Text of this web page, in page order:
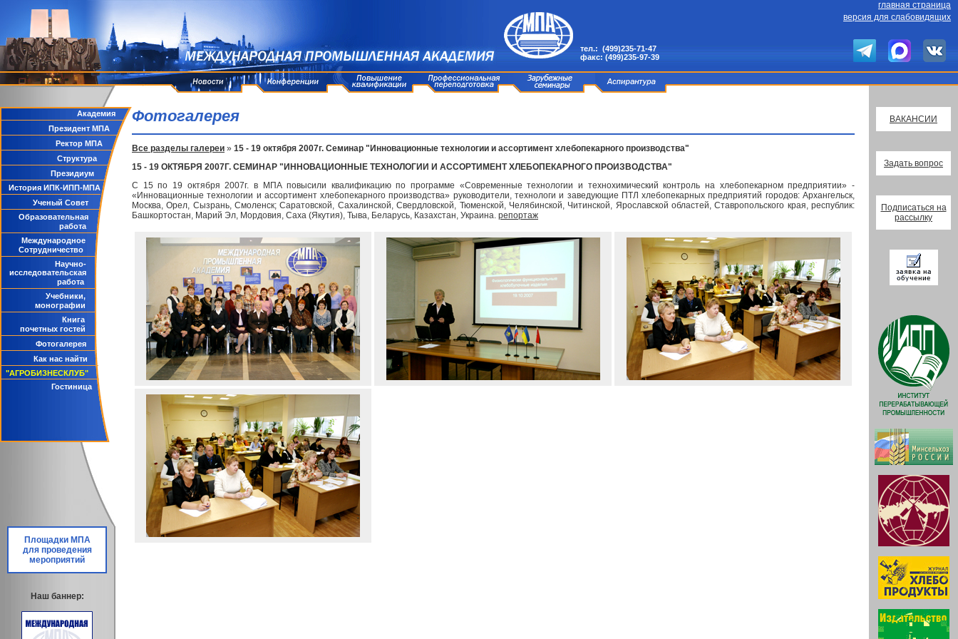
тел.: (499)235-71-47
факс: (499)235-97-39
главная страница
версия для слабовидящих
Академия
Президент МПА
Ректор МПА
Структура
Президиум
История ИПК-ИПП-МПА
Ученый Совет
Образовательная
работа
Международное
Сотрудничество
Научно-
исследовательская
работа
Учебники,
монографии
Книга
почетных гостей
Фотогалерея
Как нас найти
"АГРОБИЗНЕСКЛУБ"
Гостиница
Площадки МПА
для проведения
мероприятий
Наш баннер:
Фотогалерея
Все разделы галереи » 15 - 19 октября 2007г. Cеминар "Инновационные технологии и ассортимент хлебопекарного производства"
15 - 19 ОКТЯБРЯ 2007Г. CЕМИНАР "ИННОВАЦИОННЫЕ ТЕХНОЛОГИИ И АССОРТИМЕНТ ХЛЕБОПЕКАРНОГО ПРОИЗВОДСТВА"
С 15 по 19 октября 2007г. в МПА повысили квалификацию по программе «Современные технологии и технохимический контроль на хлебопекарном предприятии» -
«Инновационные технологии и ассортимент хлебопекарного производства» руководители, технологи и заведующие ПТЛ хлебопекарных предприятий городов: Архангельск,
Москва, Орел, Сызрань, Смоленск; Саратовской, Сахалинской, Свердловской, Тюменской, Челябинской, Читинской, Ярославской областей, Ставропольского края, республик:
Башкортостан, Марий Эл, Мордовия, Саха (Якутия), Тыва, Беларусь, Казахстан, Украина. репортаж
ВАКАНСИИ
Задать вопрос
Подписаться на
рассылку